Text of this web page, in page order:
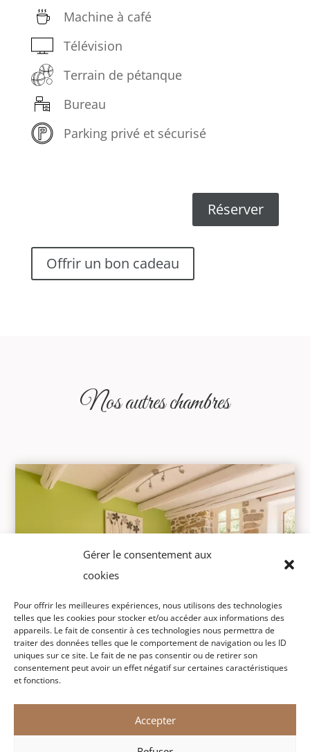
Gérer le consentement aux
cookies
Pour offrir les meilleures expériences, nous utilisons des technologies
telles que les cookies pour stocker et/ou accéder aux informations des
appareils. Le fait de consentir à ces technologies nous permettra de
traiter des données telles que le comportement de navigation ou les ID
uniques sur ce site. Le fait de ne pas consentir ou de retirer son
consentement peut avoir un effet négatif sur certaines caractéristiques
et fonctions.
Accepter
Machine à café
Télévision
Terrain de pétanque
Bureau
Parking privé et sécurisé
Réserver
Offrir un bon cadeau
Nos autres chambres
Confort
Découvrir